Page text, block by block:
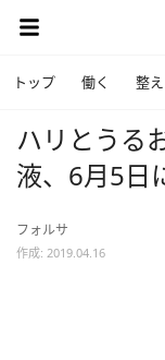
トップ 働く 整
ハリとうる
液、6月5日
フォルサ
作成: 2019.04.16